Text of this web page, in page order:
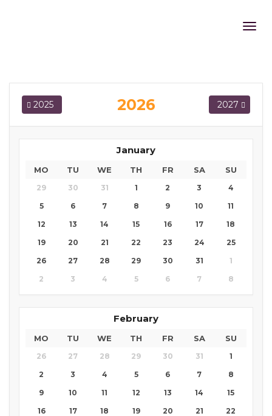
2025 2026 2027
January
MO TU WE TH FR SA SU
29 30 31 1 2 3
4
5
6 7 8 9 10
11
12
13 14 15 16 17
18
19
20 21 22 23 24
25
26
27 28 29 30 31
1
2
3 4 5 6 7 8
February
MO TU WE TH FR SA SU
26 27 28 29 30 31
1
2
3 4 5 6 7
8
9
10 11 12 13 14
15
16
17 18 19 20 21
22